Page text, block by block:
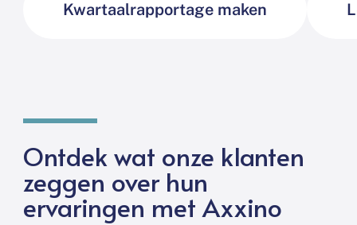
Kwartaalrapportage maken
Ontdek wat onze klanten
zeggen over hun
ervaringen met Axxino